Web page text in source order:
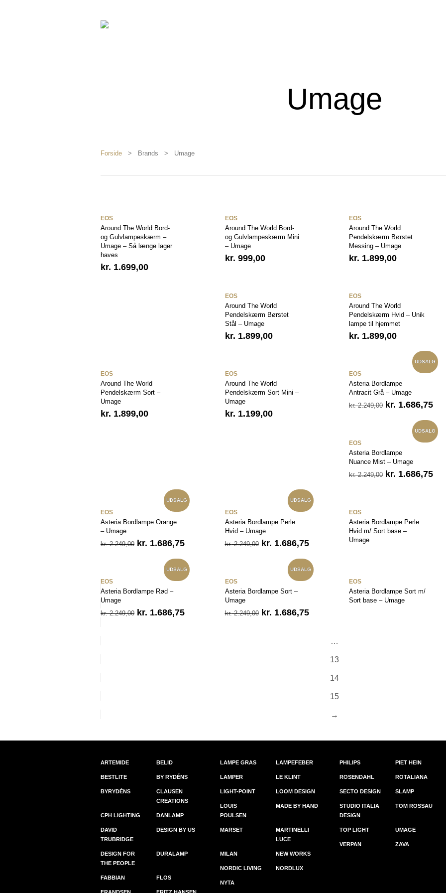
Umage
Forside > Brands > Umage
EOS
Around The World Bord-
og Gulvlampeskærm –
Umage – Så længe lager
haves
kr. 1.699,00
EOS
Around The World Bord-
og Gulvlampeskærm Mini
– Umage
kr. 999,00
EOS
Around The World
Pendelskærm Børstet
Messing – Umage
kr. 1.899,00
EOS
Around The World
Pendelskærm Børstet
Stål – Umage
kr. 1.899,00
EOS
Around The World
Pendelskærm Hvid – Unik
lampe til hjemmet
kr. 1.899,00
EOS
Around The World
Pendelskærm Sort –
Umage
kr. 1.899,00
EOS
Around The World
Pendelskærm Sort Mini –
Umage
kr. 1.199,00
UDSALG
EOS
Asteria Bordlampe
Antracit Grå – Umage
kr.2.249,00 Den
kr. 2.249,00.
kr. 1.686,75Den
pris
er:
kr.
UDSALG
EOS
Asteria Bordlampe
Nuance Mist – Umage
kr.2.249,00 Den
kr. 1.686,75Den
UDSALG
EOS
Asteria Bordlampe Orange
– Umage
kr.2.249,00 Den
kr. 2.249,00.
kr. 1.686,75Den
pris
er:
kr. 1.686,75.
UDSALG
EOS
Asteria Bordlampe Perle
Hvid – Umage
kr.2.249,00 Den
kr. 2.249,00.
kr. 1.686,75Den
pris
er:
kr. 1.686,75.
EOS
Asteria Bordlampe Perle
Hvid m/ Sort base –
Umage
UDSALG
EOS
Asteria Bordlampe Rød –
Umage
kr.2.249,00 Den
kr. 1.686,75Den
UDSALG
EOS
Asteria Bordlampe Sort –
Umage
kr.2.249,00 Den
kr. 1.686,75Den
EOS
Asteria Bordlampe Sort m/
Sort base – Umage
…
13
14
15
→
ARTEMIDE BELID
BESTLITE BY RYDÉNS
BYRYDÉNS
CLAUSEN
CREATIONS
CPH LIGHTING DANLAMP
DAVID
TRUBRIDGE
DESIGN BY US
DESIGN FOR
THE PEOPLE
DURALAMP
FABBIAN FLOS
LAMPE GRAS LAMPEFEBER
LAMPER LE KLINT
LIGHT-POINT LOOM DESIGN
LOUIS
POULSEN
MADE BY HAND
MARSET
MARTINELLI
LUCE
MILAN NEW WORKS
NORDIC LIVING NORDLUX
NYTA
PHILIPS PIET HEIN
ROSENDAHL ROTALIANA
SECTO DESIGN SLAMP
STUDIO ITALIA
DESIGN
TOM ROSSAU
TOP LIGHT UMAGE
VERPAN ZAVA